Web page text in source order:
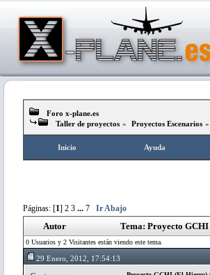
Foro x-plane.es
Taller de proyectos » Proyectos Escenarios »
Inicio Ayuda
Páginas: [1] 2 3 ... 7 Ir Abajo
Autor Tema: Proyecto
0 Usuarios y 2 Visitantes están viendo este tema.
29 Enero, 2012, 17:54:13